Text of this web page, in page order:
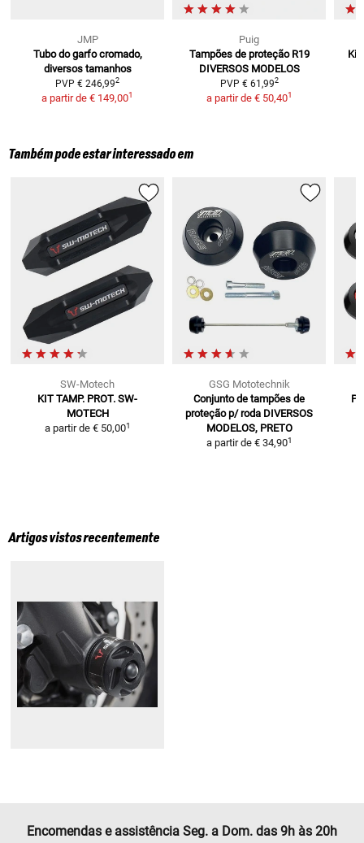
JMP
Tubo do garfo cromado,
diversos tamanhos
PVP € 246,992
a partir de € 149,001
Puig
Tampões de proteção R19
DIVERSOS MODELOS
PVP € 61,992
a partir de € 50,401
Kit
Também pode estar interessado em
SW-Motech
KIT TAMP. PROT. SW-
MOTECH
a partir de € 50,001
GSG Mototechnik
Conjunto de tampões de
proteção p/ roda DIVERSOS
MODELOS, PRETO
a partir de € 34,901
Artigos vistos recentemente
Encomendas e assistência Seg. a Dom. das 9h às 20h